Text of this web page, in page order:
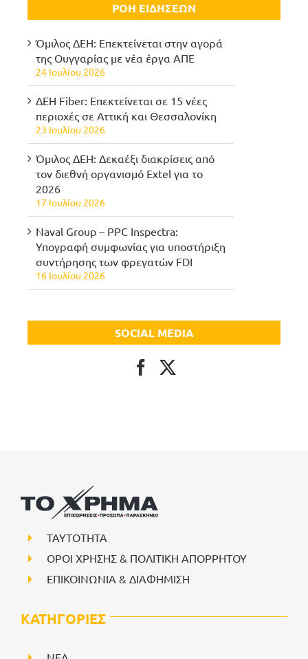
ΡΟΗ ΕΙΔΗΣΕΩΝ
Όμιλος ΔΕΗ: Επεκτείνεται στην αγορά
της Ουγγαρίας με νέα έργα ΑΠΕ
24 Ιουλίου 2026
ΔΕΗ Fiber: Επεκτείνεται σε 15 νέες
περιοχές σε Αττική και Θεσσαλονίκη
23 Ιουλίου 2026
Όμιλος ΔΕΗ: Δεκαέξι διακρίσεις από
τον διεθνή οργανισμό Extel για το
2026
17 Ιουλίου 2026
Naval Group – PPC Inspectra:
Υπογραφή συμφωνίας για υποστήριξη
συντήρησης των φρεγατών FDI
16 Ιουλίου 2026
SOCIAL MEDIA
ΤΑΥΤΟΤΗΤΑ
ΟΡΟΙ ΧΡΗΣΗΣ & ΠΟΛΙΤΙΚΗ ΑΠΟΡΡΗΤΟΥ
ΕΠΙΚΟΙΝΩΝΙΑ & ΔΙΑΦΗΜΙΣΗ
ΚΑΤΗΓΟΡΙΕΣ